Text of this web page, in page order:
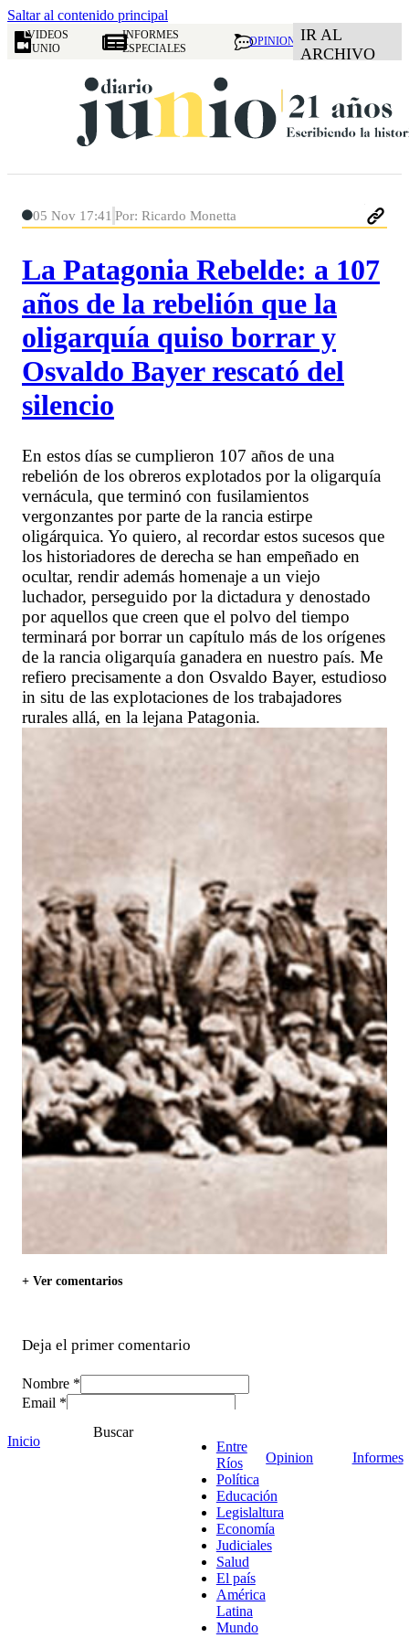
Saltar al contenido principal
VIDEOS
JUNIO
INFORMES
ESPECIALES
OPINION IR AL
ARCHIVO
05 Nov 17:41 Por: Ricardo Monetta
La Patagonia Rebelde: a 107
años de la rebelión que la
oligarquía quiso borrar y
Osvaldo Bayer rescató del
silencio
En estos días se cumplieron 107 años de una
rebelión de los obreros explotados por la oligarquía
vernácula, que terminó con fusilamientos
vergonzantes por parte de la rancia estirpe
oligárquica. Yo quiero, al recordar estos sucesos que
los historiadores de derecha se han empeñado en
ocultar, rendir además homenaje a un viejo
luchador, perseguido por la dictadura y denostado
por aquellos que creen que el polvo del tiempo
terminará por borrar un capítulo más de los orígenes
de la rancia oligarquía ganadera en nuestro país. Me
refiero precisamente a don Osvaldo Bayer, estudioso
in situ de las explotaciones de los trabajadores
rurales allá, en la lejana Patagonia.
+ Ver comentarios
Deja el primer comentario
Nombre *
Email *
Inicio
Buscar
Entre
Ríos
Política
Educación
Legislaltura
Economía
Judiciales
Salud
El país
América
Latina
Mundo
Opinion Informes